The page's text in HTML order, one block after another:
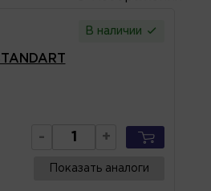
В наличии
- +
Показать аналоги